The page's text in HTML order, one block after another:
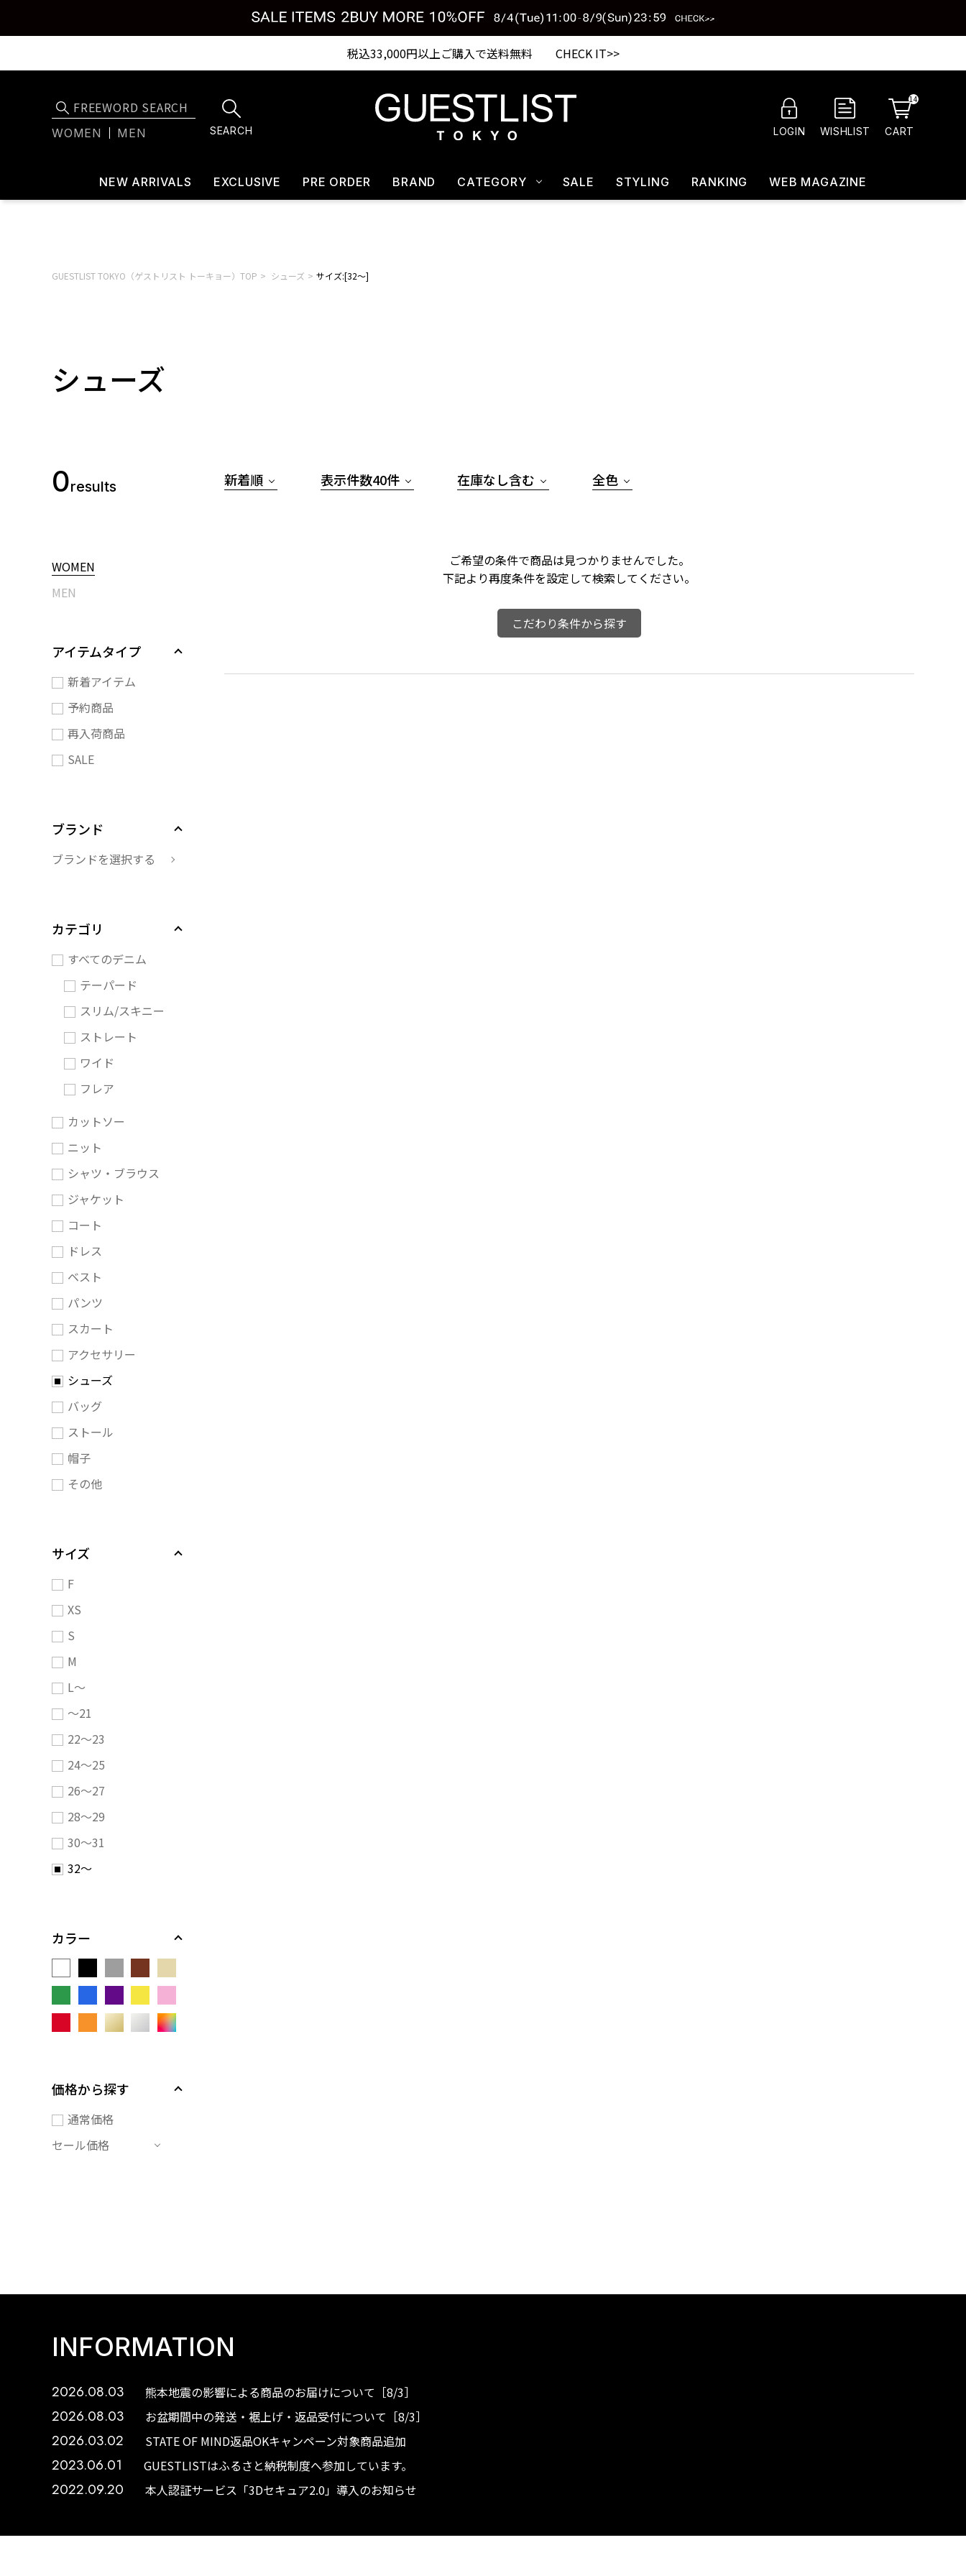
税込33,000円以上ご購入で送料無料 CHECK IT>>
WOMEN MEN SEARCH LOGIN WISHLIST CART
14
NEW ARRIVALS EXCLUSIVE PRE ORDER BRAND CATEGORY SALE STYLING RANKING WEB MAGAZINE
GUESTLIST TOKYO（ゲストリスト トーキョー）TOP シューズ サイズ:[32～]
シューズ
0results
WOMEN
MEN
アイテムタイプ
新着アイテム
予約商品
再入荷商品
SALE
ブランド
ブランドを選択する
カテゴリ
すべてのデニム
テーパード
スリム/スキニー
ストレート
ワイド
フレア
カットソー
ニット
シャツ・ブラウス
ジャケット
コート
ドレス
ベスト
パンツ
スカート
アクセサリー
シューズ
バッグ
ストール
帽子
その他
サイズ
F
XS
S
M
L～
～21
22～23
24～25
26～27
28～29
30～31
32～
カラー
価格から探す
通常価格
セール価格
新着順 表示件数40件 在庫なし含む 全色
ご希望の条件で商品は見つかりませんでした。
下記より再度条件を設定して検索してください。
こだわり条件から探す
INFORMATION
2026.08.03 熊本地震の影響による商品のお届けについて［8/3］
2026.08.03 お盆期間中の発送・裾上げ・返品受付について［8/3］
2026.03.02 STATE OF MIND返品OKキャンペーン対象商品追加
2023.06.01 GUESTLISTはふるさと納税制度へ参加しています。
2022.09.20 本人認証サービス「3Dセキュア2.0」導入のお知らせ